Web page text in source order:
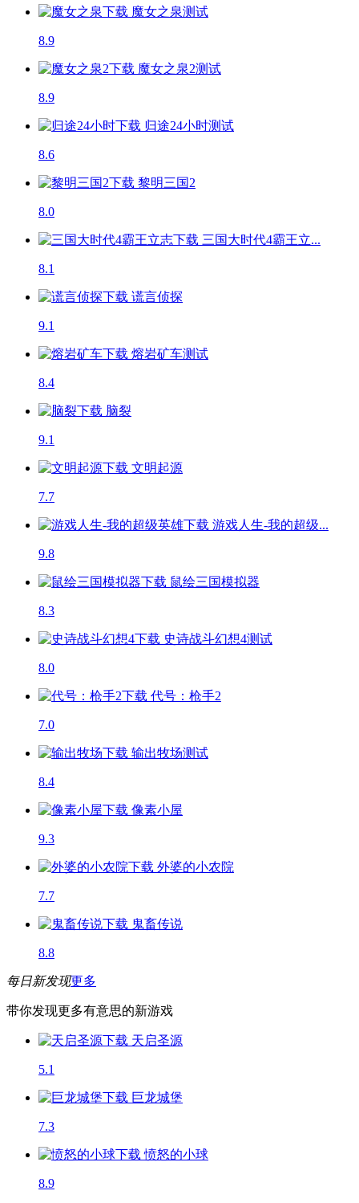
魔女之泉测试
8.9
魔女之泉2测试
8.9
归途24小时测试
8.6
黎明三国2
8.0
三国大时代4霸王立...
8.1
谎言侦探
9.1
熔岩矿车测试
8.4
脑裂
9.1
文明起源
7.7
游戏人生-我的超级...
9.8
鼠绘三国模拟器
8.3
史诗战斗幻想4测试
8.0
代号：枪手2
7.0
输出牧场测试
8.4
像素小屋
9.3
外婆的小农院
7.7
鬼畜传说
8.8
每日新发现更多
带你发现更多有意思的新游戏
天启圣源
5.1
巨龙城堡
7.3
愤怒的小球
8.9